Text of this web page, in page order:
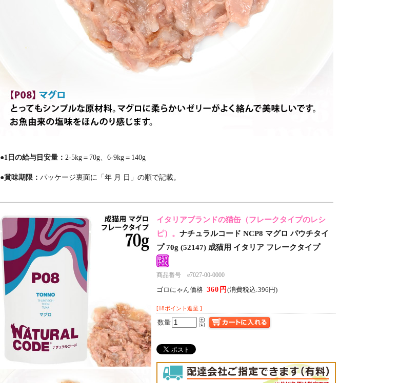
●1日の給与目安量： 2-5kg＝70g、6-9kg＝140g
●賞味期限： パッケージ裏面に「年 月 日」の順で記載。
イタリアブランドの猫缶（フレークタイプのレシ
ピ）。 ナチュラルコード NCP8 マグロ パウチタイ
プ 70g (52147) 成猫用 イタリア フレークタイプ
商品番号 e7027-00-0000
ゴロにゃん価格 360円(消費税込:396円)
[18ポイント進呈 ]
数量